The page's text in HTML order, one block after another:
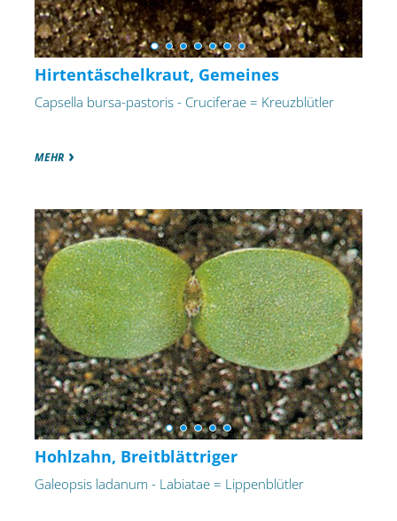
Hirtentäschelkraut, Gemeines
Capsella bursa-pastoris - Cruciferae = Kreuzblütler
MEHR
Hohlzahn, Breitblättriger
Galeopsis ladanum - Labiatae = Lippenblütler